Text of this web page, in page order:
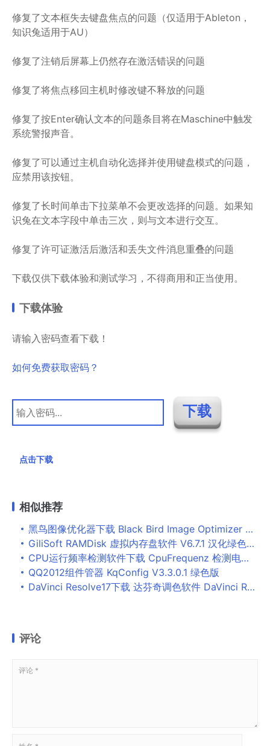
修复了文本框失去键盘焦点的问题（仅适用于Ableton，
知识兔适用于AU）
修复了注销后屏幕上仍然存在激活错误的问题
修复了将焦点移回主机时修改键不释放的问题
修复了按Enter确认文本的问题条目将在Maschine中触发
系统警报声音。
修复了可以通过主机自动化选择并使用键盘模式的问题，
应禁用该按钮。
修复了长时间单击下拉菜单不会更改选择的问题。如果知
识兔在文本字段中单击三次，则与文本进行交互。
修复了许可证激活后激活和丢失文件消息重叠的问题
下载仅供下载体验和测试学习，不得商用和正当使用。
下载体验
请输入密码查看下载！
如何免费获取密码？
点击下载
相似推荐
黑鸟图像优化器下载 Black Bird Image Optimizer Pro(黑鸟图片优化工具) v1.031 中文汉化绿色版
GiliSoft RAMDisk 虚拟内存盘软件 V6.7.1 汉化绿色版 (附注册码)
CPU运行频率检测软件下载 CpuFrequenz 检测电脑CPU运行频率 v2.33 免费绿色版
QQ2012组件管器 KqConfig V3.3.0.1 绿色版
DaVinci Resolve17下载 达芬奇调色软件 DaVinci Resolve 17.2.2 正式版 Mac官方中文免费版(支持苹果M1)
评论